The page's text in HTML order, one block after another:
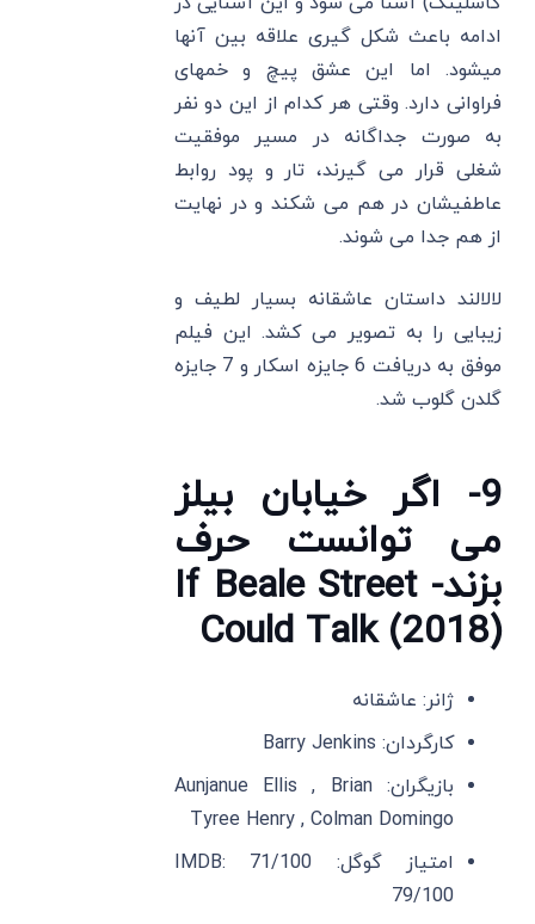
ادامه باعث شکل گیری علاقه بین آنها
میشود. اما این عشق پیچ و خمهای
فراوانی دارد. وقتی هر کدام از این دو نفر
به صورت جداگانه در مسیر موفقیت
شغلی قرار می گیرند، تار و پود روابط
عاطفیشان در هم می شکند و در نهایت
از هم جدا می شوند.
لالالند داستان عاشقانه بسیار لطیف و
زیبایی را به تصویر می کشد. این فیلم
موفق به دریافت 6 جایزه اسکار و 7 جایزه
گلدن گلوب شد.
9- اگر خیابان بیلز
می توانست حرف
بزند- If Beale Street
Could Talk (2018)
ژانر: عاشقانه
کارگردان: Barry Jenkins
بازیگران: Aunjanue Ellis , Brian
Tyree Henry , Colman Domingo
امتیاز گوگل: 71/100 IMDB:
79/100